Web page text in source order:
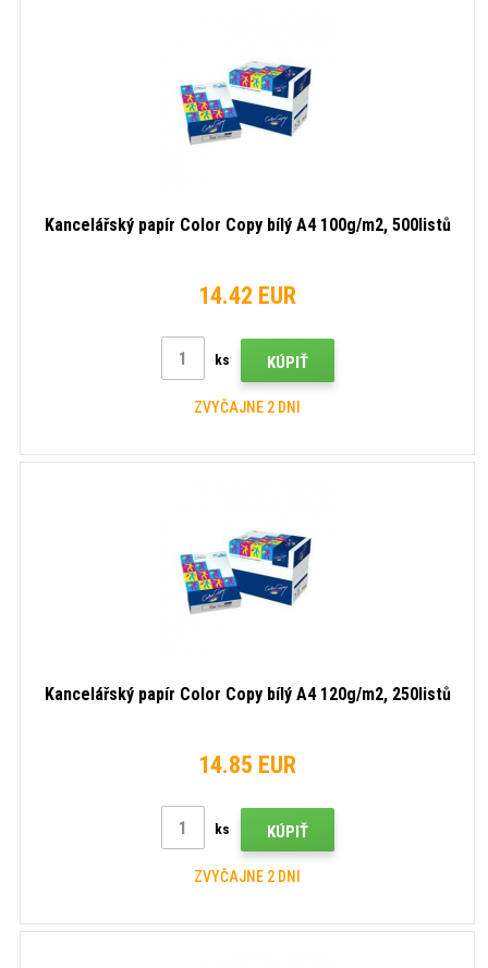
Kancelářský papír Color Copy bílý A4 100g/m2, 500listů
14.42 EUR
ks KÚPIŤ
ZVYČAJNE 2 DNI
Kancelářský papír Color Copy bílý A4 120g/m2, 250listů
14.85 EUR
ks KÚPIŤ
ZVYČAJNE 2 DNI